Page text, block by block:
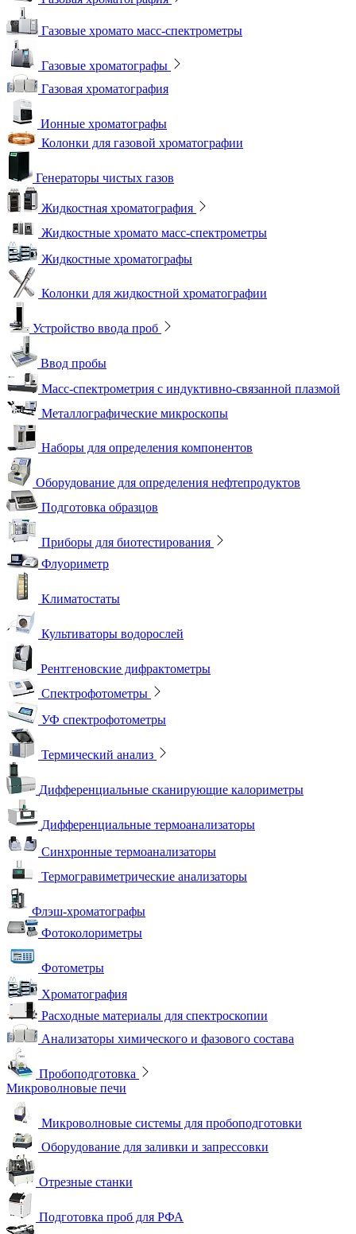
Газовые хромато масс-спектрометры
Газовые хроматографы
Газовая хроматография
Ионные хроматографы
Колонки для газовой хроматографии
Генераторы чистых газов
Жидкостная хроматография
Жидкостные хромато масс-спектрометры
Жидкостные хроматографы
Колонки для жидкостной хроматографии
Устройство ввода проб
Ввод пробы
Масс-спектрометрия с индуктивно-связанной плазмой
Металлографические микроскопы
Наборы для определения компонентов
Оборудование для определения нефтепродуктов
Подготовка образцов
Приборы для биотестирования
Флуориметр
Климатостаты
Культиваторы водорослей
Рентгеновские дифрактометры
Спектрофотометры
УФ спектрофотометры
Термический анализ
Дифференциальные сканирующие калориметры
Дифференциальные термоанализаторы
Синхронные термоанализаторы
Термогравиметрические анализаторы
Флэш-хроматографы
Фотоколориметры
Фотометры
Хроматография
Расходные материалы для спектроскопии
Анализаторы химического и фазового состава
Пробоподготовка
Микроволновые печи
Микроволновые системы для пробоподготовки
Оборудование для заливки и запрессовки
Отрезные станки
Подготовка проб для РФА